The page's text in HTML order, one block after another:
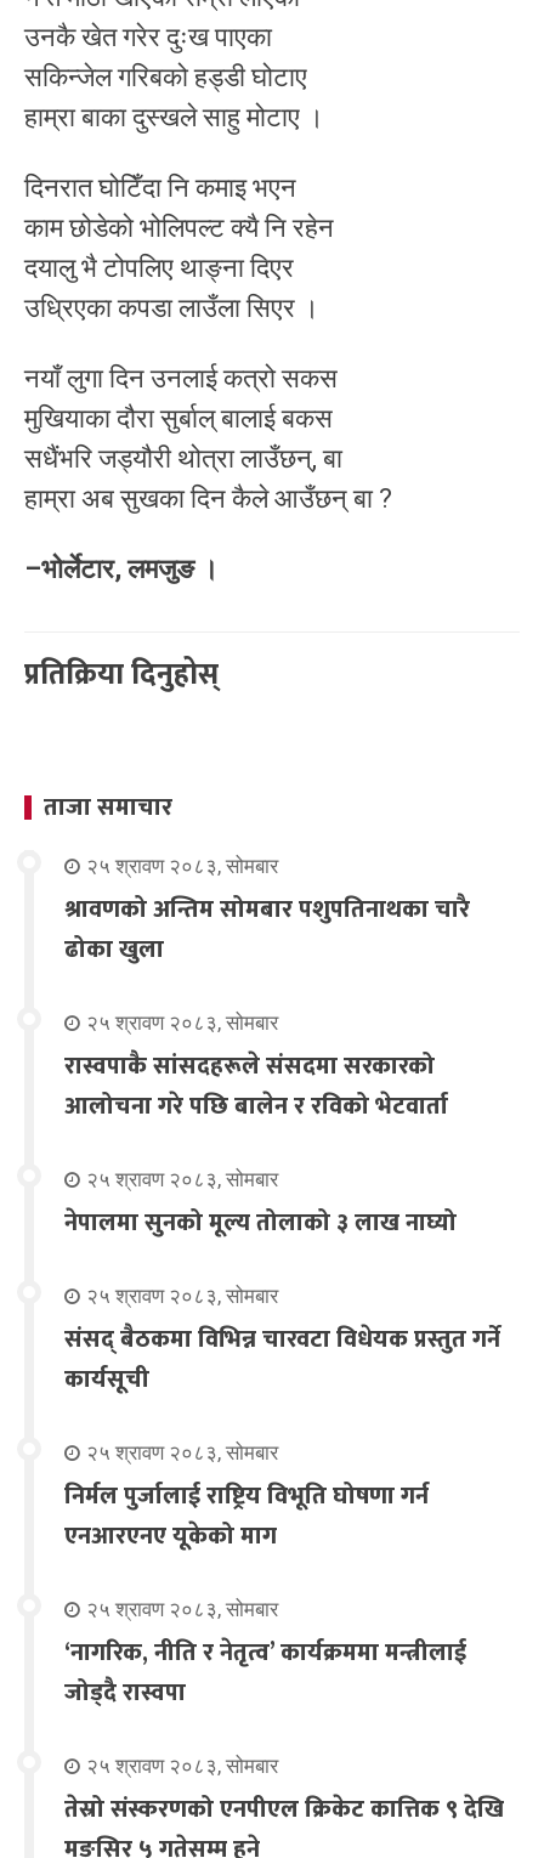
उनकै खेत गरेर दुःख पाएका
सकिन्जेल गरिबको हड्डी घोटाए
हाम्रा बाका दुस्खले साहु मोटाए ।
दिनरात घोटिँदा नि कमाइ भएन
काम छोडेको भोलिपल्ट क्यै नि रहेन
दयालु भै टोपलिए थाङ्ना दिएर
उध्रिएका कपडा लाउँला सिएर ।
नयाँ लुगा दिन उनलाई कत्रो सकस
मुखियाका दौरा सुर्बाल् बालाई बकस
सधैंभरि जड्यौरी थोत्रा लाउँछन्, बा
हाम्रा अब सुखका दिन कैले आउँछन् बा ?
–भोर्लेटार, लमजुङ ।
प्रतिक्रिया दिनुहोस्
ताजा समाचार
२५ श्रावण २०८३, सोमबार
श्रावणको अन्तिम सोमबार पशुपतिनाथका चारै
ढोका खुला
२५ श्रावण २०८३, सोमबार
रास्वपाकै सांसदहरूले संसदमा सरकारको
आलोचना गरे पछि बालेन र रविको भेटवार्ता
२५ श्रावण २०८३, सोमबार
नेपालमा सुनको मूल्य तोलाको ३ लाख नाघ्यो
२५ श्रावण २०८३, सोमबार
संसद् बैठकमा विभिन्न चारवटा विधेयक प्रस्तुत गर्ने
कार्यसूची
२५ श्रावण २०८३, सोमबार
निर्मल पुर्जालाई राष्ट्रिय विभूति घोषणा गर्न
एनआरएनए यूकेको माग
२५ श्रावण २०८३, सोमबार
‘नागरिक, नीति र नेतृत्व’ कार्यक्रममा मन्त्रीलाई
जोड्दै रास्वपा
२५ श्रावण २०८३, सोमबार
तेस्रो संस्करणको एनपीएल क्रिकेट कात्तिक ९ देखि